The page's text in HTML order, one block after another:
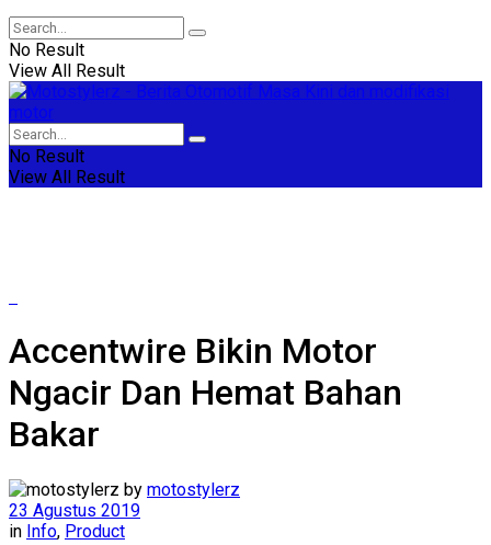
No Result
View All Result
No Result
View All Result
Accentwire Bikin Motor
Ngacir Dan Hemat Bahan
Bakar
by motostylerz
23 Agustus 2019
in Info, Product